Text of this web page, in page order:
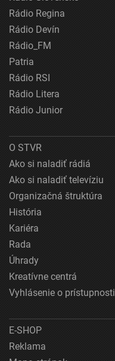
Rádio Regina
Rádio Devín
Rádio_FM
Patria
Rádio RSI
Rádio Litera
Rádio Junior
O STVR
Ako si naladiť rádiá
Ako si naladiť televíziu
Organizačná štruktúra
História
Kariéra
Rada
Úhrady
Kreatívne centrá
Vyhlásenie o prístupnosti
E-SHOP
Reklama